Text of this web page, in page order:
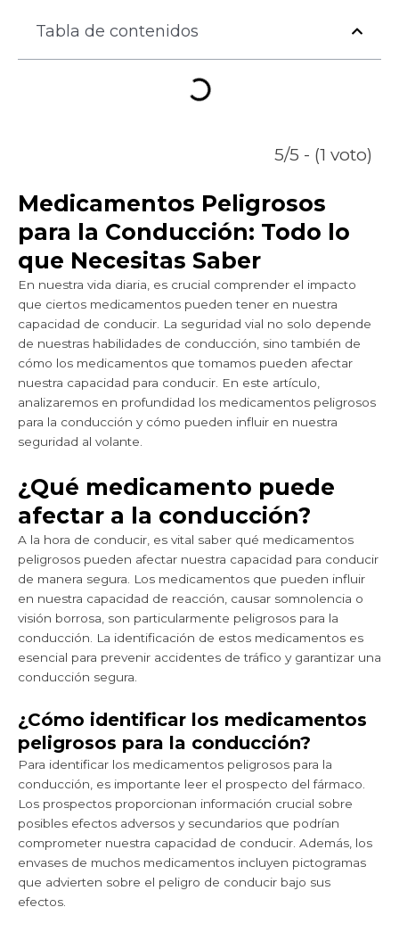
Tabla de contenidos
5/5 - (1 voto)
Medicamentos Peligrosos
para la Conducción: Todo lo
que Necesitas Saber
En nuestra vida diaria, es crucial comprender el impacto
que ciertos medicamentos pueden tener en nuestra
capacidad de conducir. La seguridad vial no solo depende
de nuestras habilidades de conducción, sino también de
cómo los medicamentos que tomamos pueden afectar
nuestra capacidad para conducir. En este artículo,
analizaremos en profundidad los medicamentos peligrosos
para la conducción y cómo pueden influir en nuestra
seguridad al volante.
¿Qué medicamento puede
afectar a la conducción?
A la hora de conducir, es vital saber qué medicamentos
peligrosos pueden afectar nuestra capacidad para conducir
de manera segura. Los medicamentos que pueden influir
en nuestra capacidad de reacción, causar somnolencia o
visión borrosa, son particularmente peligrosos para la
conducción. La identificación de estos medicamentos es
esencial para prevenir accidentes de tráfico y garantizar una
conducción segura.
¿Cómo identificar los medicamentos
peligrosos para la conducción?
Para identificar los medicamentos peligrosos para la
conducción, es importante leer el prospecto del fármaco.
Los prospectos proporcionan información crucial sobre
posibles efectos adversos y secundarios que podrían
comprometer nuestra capacidad de conducir. Además, los
envases de muchos medicamentos incluyen pictogramas
que advierten sobre el peligro de conducir bajo sus
efectos.